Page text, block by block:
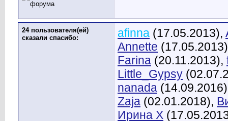
24 пользователя(ей)
сказали cпасибо:
afinna (17.05.2013),
Annette
Farina (20.11.2013),
Little_Gypsy
nanada
Zaja (02.01.2018),
Ирина X